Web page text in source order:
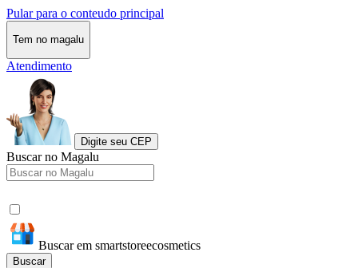
Pular para o conteudo principal
Tem no magalu
Atendimento
Digite seu CEP
Buscar no Magalu
Buscar em smartstoreecosmetics
Buscar